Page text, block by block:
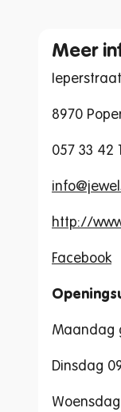
Meer
Ieperstraat
8970
057 33 42
http://
Facebook
Maandag
Dinsdag